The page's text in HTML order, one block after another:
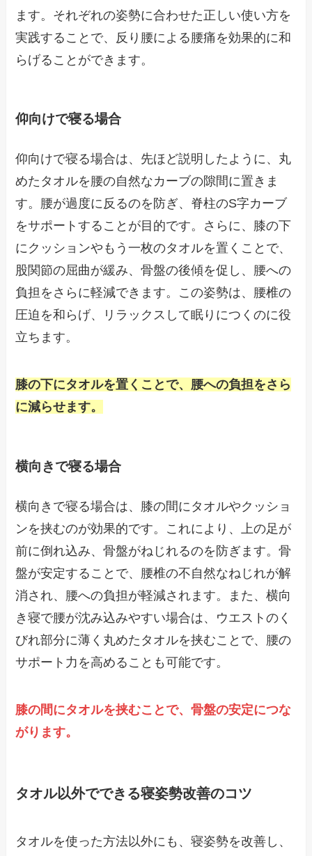
ます。それぞれの姿勢に合わせた正しい使い方を
実践することで、反り腰による腰痛を効果的に和
らげることができます。
仰向けで寝る場合
仰向けで寝る場合は、先ほど説明したように、丸
めたタオルを腰の自然なカーブの隙間に置きま
す。腰が過度に反るのを防ぎ、脊柱のS字カーブ
をサポートすることが目的です。さらに、膝の下
にクッションやもう一枚のタオルを置くことで、
股関節の屈曲が緩み、骨盤の後傾を促し、腰への
負担をさらに軽減できます。この姿勢は、腰椎の
圧迫を和らげ、リラックスして眠りにつくのに役
立ちます。
膝の下にタオルを置くことで、腰への負担をさら
に減らせます。
横向きで寝る場合
横向きで寝る場合は、膝の間にタオルやクッショ
ンを挟むのが効果的です。これにより、上の足が
前に倒れ込み、骨盤がねじれるのを防ぎます。骨
盤が安定することで、腰椎の不自然なねじれが解
消され、腰への負担が軽減されます。また、横向
き寝で腰が沈み込みやすい場合は、ウエストのく
びれ部分に薄く丸めたタオルを挟むことで、腰の
サポート力を高めることも可能です。
膝の間にタオルを挟むことで、骨盤の安定につな
がります。
タオル以外でできる寝姿勢改善のコツ
タオルを使った方法以外にも、寝姿勢を改善し、